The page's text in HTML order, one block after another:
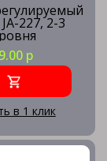
JA-227, 2-3
р
в 1 клик